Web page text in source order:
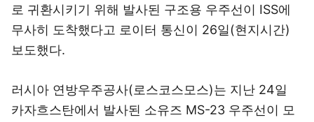
로 귀환시키기 위해 발사된 구조용 우주선이 ISS에
무사히 도착했다고 로이터 통신이 26일(현지시간)
보도했다.
러시아 연방우주공사(로스코스모스)는 지난 24일
카자흐스탄에서 발사된 소유즈 MS-23 우주선이 모